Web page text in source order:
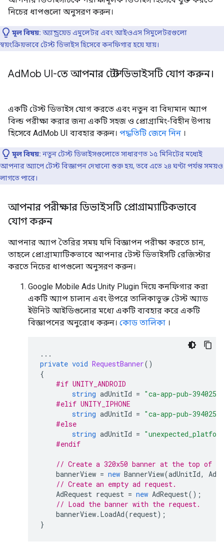
নিচের ধাপগুলো অনুসরণ করুন।
মূল বিষয়: অ্যান্ড্রয়েড এমুলেটর এবং আইওএস সিমুলেটরগুলো
স্বয়ংক্রিয়ভাবে টেস্ট ডিভাইস হিসেবে কনফিগার হয়ে যায়।
AdMob UI-তে আপনার টেস্ট ডিভাইসটি যোগ করুন।
একটি টেস্ট ডিভাইস যোগ করতে এবং নতুন বা বিদ্যমান অ্যাপ
বিল্ড পরীক্ষা করার জন্য একটি সহজ ও প্রোগ্রামিং-বিহীন উপায়
হিসেবে AdMob UI ব্যবহার করুন। পদ্ধতিটি জেনে নিন ।
মূল বিষয়: নতুন টেস্ট ডিভাইসগুলোতে সাধারণত ১৫ মিনিটের মধ্যেই
আপনার অ্যাপে টেস্ট বিজ্ঞাপন দেখানো শুরু হয়, তবে এতে ২৪ ঘণ্টা পর্যন্ত সময়ও
লাগতে পারে।
আপনার পরীক্ষার ডিভাইসটি প্রোগ্রাম্যাটিকভাবে
যোগ করুন
আপনার অ্যাপ তৈরির সময় যদি বিজ্ঞাপন পরীক্ষা করতে চান,
তাহলে প্রোগ্রাম্যাটিকভাবে আপনার টেস্ট ডিভাইসটি রেজিস্টার
করতে নিচের ধাপগুলো অনুসরণ করুন।
Google Mobile Ads Unity Plugin দিয়ে কনফিগার করা
একটি অ্যাপ চালান এবং উপরে তালিকাভুক্ত টেস্ট অ্যাড
ইউনিট আইডিগুলোর মধ্যে একটি ব্যবহার করে একটি
বিজ্ঞাপনের অনুরোধ করুন। কোড তালিকা ।
...
private void RequestBanner()
{
#if UNITY_ANDROID
string adUnitId = "ca-app-pub-
#elif UNITY_IPHONE
string adUnitId = "ca-app-pub-
#else
string adUnitId =
#endif
// Create a 320x50 banner at the top of
bannerView = new BannerView(adUnitId,
// Create an empty ad request.
AdRequest request = new AdRequest();
// Load the banner with the request.
bannerView. LoadAd(request);
}